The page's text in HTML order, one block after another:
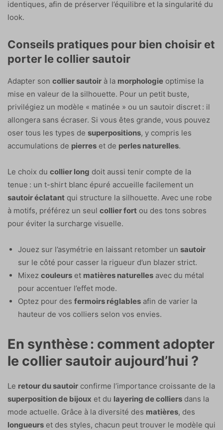
identiques, afin de préserver l’équilibre et la singularité du
look.
Conseils pratiques pour bien choisir et
porter le collier sautoir
Adapter son collier sautoir à la morphologie optimise la
mise en valeur de la silhouette. Pour un petit buste,
privilégiez un modèle « matinée » ou un sautoir discret : il
allongera sans écraser. Si vous êtes grande, vous pouvez
oser tous les types de superpositions, y compris les
accumulations de pierres et de perles naturelles.
Le choix du collier long doit aussi tenir compte de la
tenue : un t-shirt blanc épuré accueille facilement un
sautoir éclatant qui structure la silhouette. Avec une robe
à motifs, préférez un seul collier fort ou des tons sobres
pour éviter la surcharge visuelle.
Jouez sur l’asymétrie en laissant retomber un sautoir
sur le côté pour casser la rigueur d’un blazer strict.
Mixez couleurs et matières naturelles avec du métal
pour accentuer l’effet mode.
Optez pour des fermoirs réglables afin de varier la
hauteur de vos colliers selon vos envies.
En synthèse : comment adopter
le collier sautoir aujourd’hui ?
Le retour du sautoir confirme l’importance croissante de la
superposition de bijoux et du layering de colliers dans la
mode actuelle. Grâce à la diversité des matières, des
longueurs et des styles, chacun peut trouver le modèle qui